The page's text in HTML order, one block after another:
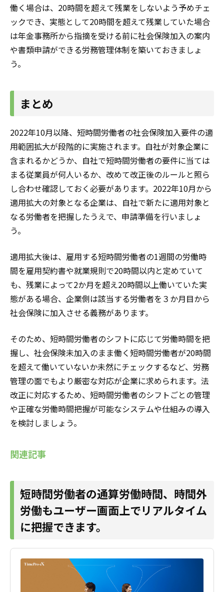
働く場合は、20時間を超えて残業をしないよう予めチェ
ックでき、実態として20時間を超えて残業していた場合
は年金事務所から指摘を受ける前に社会保険加入の案内
や書類申請ができる労務管理体制を築いておきましょ
う。
まとめ
2022年10月以降、短時間労働者の社会保険加入要件の適
用範囲拡大が段階的に実施されます。自社が対象企業に
含まれるかどうか、自社で短時間労働者の要件に当ては
まる従業員が何人いるか、改めて改正後のルールと照ら
し合わせ確認しておく必要があります。2022年10月から
適用拡大の対象となる企業は、自社で新たに適用対象と
なる労働者を把握したうえで、申請準備を行いましょ
う。
適用拡大後は、雇用する短時間労働者の1週間の労働時
間を雇用契約書や就業規則で20時間以内と定めていて
も、残業によって2か月を超え20時間以上働いていた実
態がある場合、企業側は該当する労働者を３か月目から
社会保険に加入させる義務があります。
そのため、短時間労働者のシフトに応じて労働時間を把
握し、社会保険未加入のまま働く短時間労働者が20時間
を超えて働いていないか未然にチェックするなど、労務
管理の面でもより厳密な対応が企業に求められます。法
改正に対応するため、短時間労働者のシフトごとの管理
や正確な労働時間把握が可能なシステムや仕組みの導入
を検討しましょう。
関連記事
短時間労働者の通算労働時間、時間外
労働もユーザー画面上でリアルタイム
に把握できます。